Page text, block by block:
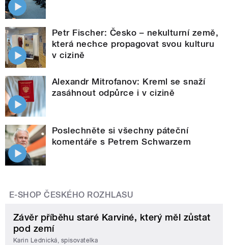
Petr Fischer: Česko – nekulturní země,
která nechce propagovat svou kulturu
v cizině
Alexandr Mitrofanov: Kreml se snaží
zasáhnout odpůrce i v cizině
Poslechněte si všechny páteční
komentáře s Petrem Schwarzem
E-SHOP ČESKÉHO ROZHLASU
Závěr příběhu staré Karviné, který měl zůstat
pod zemí
Karin Lednická, spisovatelka